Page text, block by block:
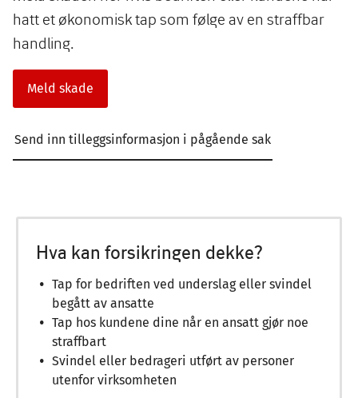
hatt et økonomisk tap som følge av en straffbar
handling.
Meld skade
Send inn tilleggsinformasjon i pågående sak
Hva kan forsikringen dekke?
Tap for bedriften ved underslag eller svindel
begått av ansatte
Tap hos kundene dine når en ansatt gjør noe
straffbart
Svindel eller bedrageri utført av personer
utenfor virksomheten